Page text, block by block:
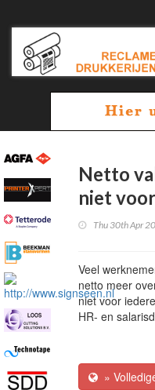
Netto
niet
Thu 30th Apr
Veel
netto meer
niet voor
HR- en
»